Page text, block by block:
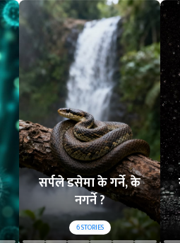
सर्पले डसेमा के गर्ने, के
नगर्ने ?
6STORIES